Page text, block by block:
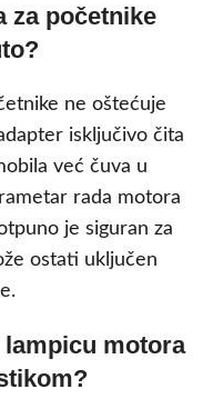
za početnike
ne oštećuje
isključivo čita
već čuva u
rada motora
je siguran za
ostati uključen
motora